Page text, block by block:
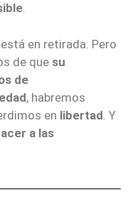
.
está en retirada. Pero
de que su
de
, habremos
en libertad . Y
a las